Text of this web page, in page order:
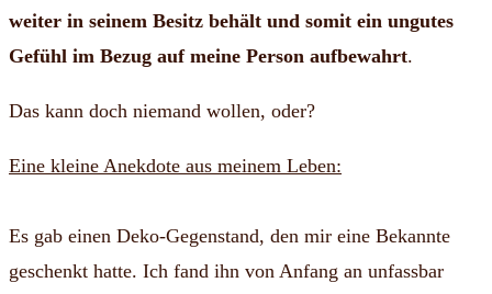
weiter in seinem Besitz behält und somit ein ungutes
Gefühl im Bezug auf meine Person aufbewahrt.
Das kann doch niemand wollen, oder?
Eine kleine Anekdote aus meinem Leben:
Es gab einen Deko-Gegenstand, den mir eine Bekannte
geschenkt hatte. Ich fand ihn von Anfang an unfassbar